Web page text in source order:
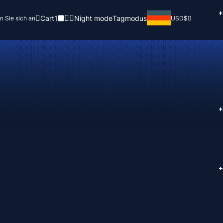
Sie sich an Cart1 Night modeTagmodus USD$
+
+
+